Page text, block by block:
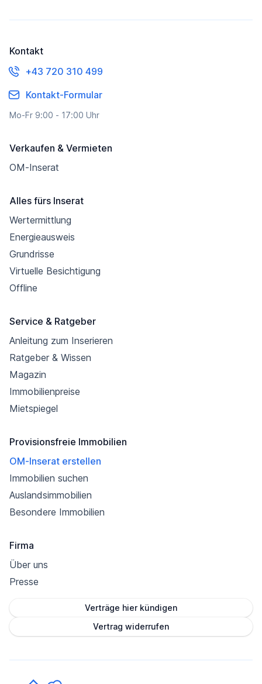
Kontakt
+43 720 310 499
Kontakt-Formular
Mo-Fr 9:00 - 17:00 Uhr
Verkaufen & Vermieten
OM-Inserat
Alles fürs Inserat
Wertermittlung
Energieausweis
Grundrisse
Virtuelle Besichtigung
Offline
Service & Ratgeber
Anleitung zum Inserieren
Ratgeber & Wissen
Magazin
Immobilienpreise
Mietspiegel
Provisionsfreie Immobilien
OM-Inserat erstellen
Immobilien suchen
Auslandsimmobilien
Besondere Immobilien
Firma
Über uns
Presse
Verträge hier kündigen
Vertrag widerrufen